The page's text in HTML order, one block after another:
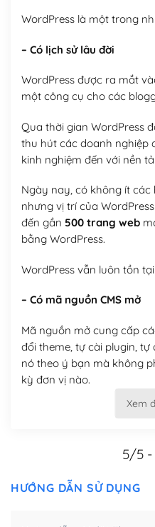
WordPress là một trong
– Có lịch sử lâu đời
WordPress được ra mắt
một công cụ cho các
Qua thời gian WordPress
thu hút các doanh nghiệp
kinh nghiệm đến với nền
Ngày nay, có không ít các
nhưng vị trí của
đến gần 500 trang web
bằng WordPress.
WordPress vẫn luôn tồn
– Có mã nguồn CMS mở
Mã nguồn mở cung cấp
đổi theme, tự cài plugin,
nó theo ý bạn mà không
kỳ đơn vị nào.
Việc của bạn là đăng ký
Có thể tùy biến trên
– Thân thiện với công cụ
Xem
5/5 -
HƯỚNG DẪN SỬ DỤNG